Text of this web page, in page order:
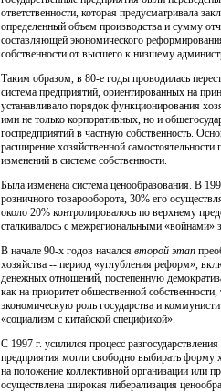
ответственности, которая предусматривала
определенный объем производства и сумму
составляющей экономического
собственности от высшего к низшему
Таким образом, в 80-е годы проводилась
система предприятий, ориентированных на
устанавливало порядок функционирования
ими не только корпоративных, но и
госпредприятий в частную собственность.
расширение хозяйственной
изменений в системе собственности.
Была изменена система ценообразования. В
розничного товарооборота, 30% его
около 20% контролировалось по верхнему
сталкивалось с межрегиональными «войнами»
В начале 90-х годов начался второй этап
хозяйства -- период «углубления реформ»,
денежных отношений, постепенную
как на приоритет общественной
экономическую роль государства и
«социализм с китайской спецификой».
С 1997 г. усилился процесс
предприятия могли свободно выбирать форму
на положение коллективной организации или
осуществлена широкая либерализация